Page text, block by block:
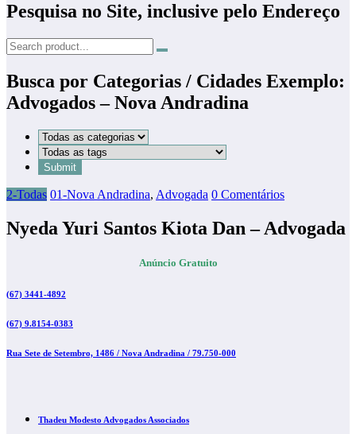
Pesquisa no Site, inclusive pelo Endereço
Busca por Categorias / Cidades Exemplo:
Advogados – Nova Andradina
2-Todas 01-Nova Andradina, Advogada 0 Comentários
Nyeda Yuri Santos Kiota Dan – Advogada
Anúncio Gratuito
(67) 3441-4892
(67) 9.8154-0383
Rua Sete de Setembro, 1486 / Nova Andradina / 79.750-000
Thadeu Modesto Advogados Associados